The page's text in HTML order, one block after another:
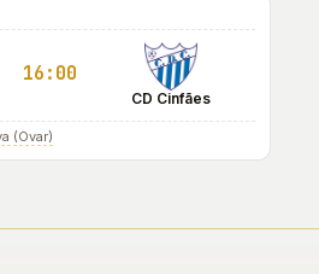
16:00
CD Cinfães
(Ovar)